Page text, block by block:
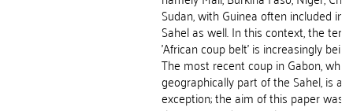
Sudan, with Guinea often included in
Sahel as well. In this context, the term
'African coup belt' is increasingly
The most recent coup in Gabon,
geographically part of the Sahel, is an
exception; the aim of this paper was